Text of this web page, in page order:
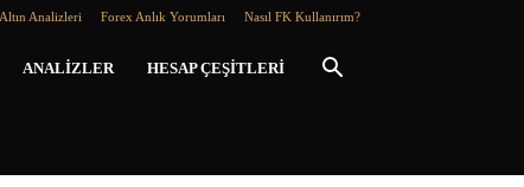
Analizleri Forex Anlık Yorumları Nasıl FK Kullanırım?
ANALIZLER HESAP ÇEŞITLERI